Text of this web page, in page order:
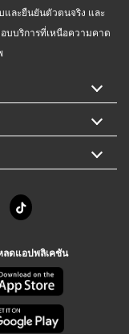
และยืนยันตัวตนจริง และ
บบริการที่เหนือความคาด
ลดแอปพลิเคชัน